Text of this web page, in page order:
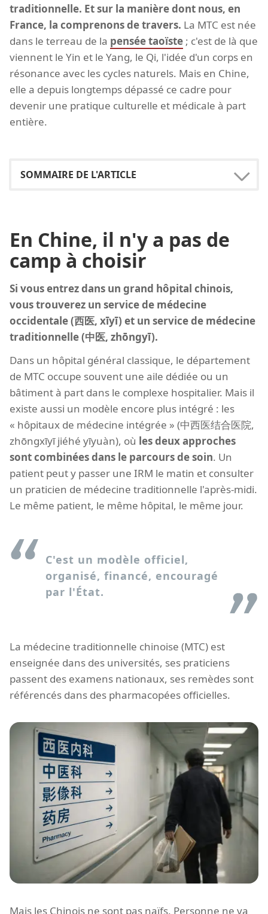
traditionnelle. Et sur la manière dont nous, en
France, la comprenons de travers. La MTC est née
dans le terreau de la pensée taoïste ; c'est de là que
viennent le Yin et le Yang, le Qi, l'idée d'un corps en
résonance avec les cycles naturels. Mais en Chine,
elle a depuis longtemps dépassé ce cadre pour
devenir une pratique culturelle et médicale à part
entière.
En Chine, il n'y a pas de
camp à choisir
Si vous entrez dans un grand hôpital chinois,
vous trouverez un service de médecine
occidentale (西医, xīyī) et un service de médecine
traditionnelle (中医, zhōngyī).
Dans un hôpital général classique, le département
de MTC occupe souvent une aile dédiée ou un
bâtiment à part dans le complexe hospitalier. Mais il
existe aussi un modèle encore plus intégré : les
« hôpitaux de médecine intégrée » (中西医结合医院,
zhōngxīyī jiéhé yīyuàn), où les deux approches
sont combinées dans le parcours de soin. Un
patient peut y passer une IRM le matin et consulter
un praticien de médecine traditionnelle l'après-midi.
Le même patient, le même hôpital, le même jour.
C'est un modèle officiel,
organisé, financé, encouragé
par l'État.
La médecine traditionnelle chinoise (MTC) est
enseignée dans des universités, ses praticiens
passent des examens nationaux, ses remèdes sont
référencés dans des pharmacopées officielles.
Mais les Chinois ne sont pas naïfs. Personne ne va